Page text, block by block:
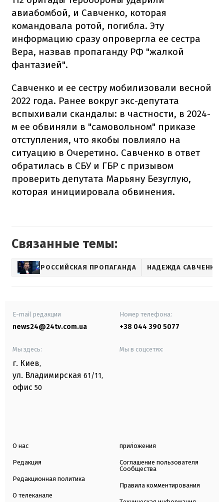
авиабомбой, и Савченко, которая
командовала ротой, погибла. Эту
информацию сразу опровергла ее сестра
Вера, назвав пропаганду РФ "жалкой
фантазией".
Савченко и ее сестру мобилизовали весной
2022 года. Ранее вокруг экс-депутата
вспыхивали скандалы: в частности, в 2024-
м ее обвиняли в "самовольном" приказе
отступления, что якобы повлияло на
ситуацию в Очеретино. Савченко в ответ
обратилась в СБУ и ГБР с призывом
проверить депутата Марьяну Безуглую,
которая инициировала обвинения.
Связанные темы:
РОССИЙСКАЯ ПРОПАГАНДА НАДЕЖДА САВЧЕНКО
E-mail редакции
news24@24tv.com.ua
Номер телефона:
+38 044 390 5077
Мы здесь:
г. Киев,
ул. Владимирская 61/11,
офис 50
Мы в соцсетях:
О нас
Редакция
Редакционная политика
О телеканале
приложения
Соглашение пользователя
Сообщества
Правила комментирования